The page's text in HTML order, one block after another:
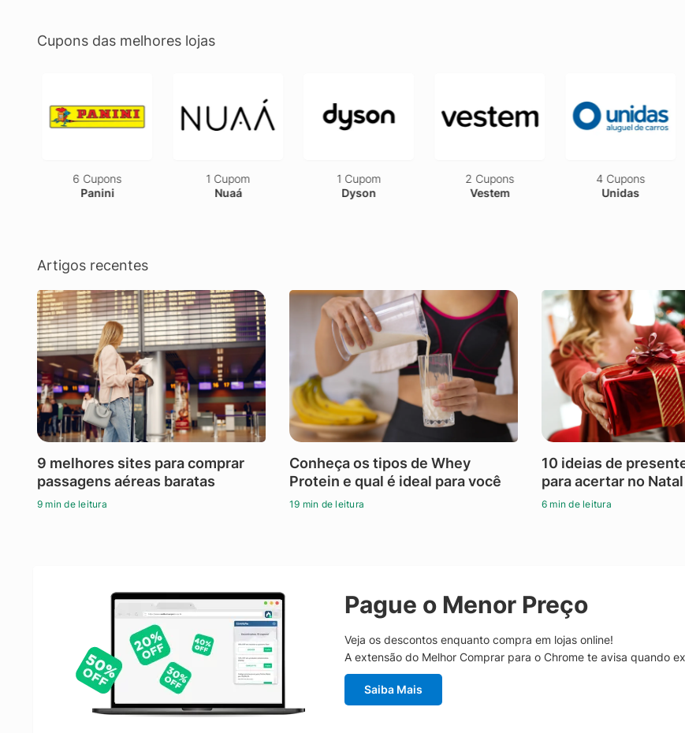
Cupons das melhores lojas
6 Cupons
Panini
1 Cupom
Nuaá
1 Cupom
Dyson
2 Cupons
Vestem
4 Cupons
Unidas
Artigos recentes
9 melhores sites para comprar
passagens aéreas baratas
9 min de leitura
Conheça os tipos de Whey
Protein e qual é ideal para você
19 min de leitura
10 ideias de
para acertar no Natal
6 min de leitura
Pague o Menor Preço
Veja os descontos enquanto compra em lojas online!
A extensão do Melhor Comprar para o Chrome te avisa quando
Saiba Mais